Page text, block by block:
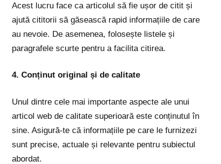
Acest lucru face ca articolul să fie ușor de citit și
ajută cititorii să găsească rapid informațiile de care
au nevoie. De asemenea, folosește listele și
paragrafele scurte pentru a facilita citirea.
4. Conținut original și de calitate
Unul dintre cele mai importante aspecte ale unui
articol web de calitate superioară este conținutul în
sine. Asigură-te că informațiile pe care le furnizezi
sunt precise, actuale și relevante pentru subiectul
abordat.